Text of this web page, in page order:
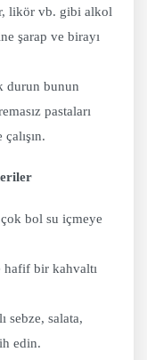
likör vb. gibi alkol
şarap ve birayı
durun bunun
pastaları
bol su içmeye
hafif bir kahvaltı
sebze, salata,
edin.